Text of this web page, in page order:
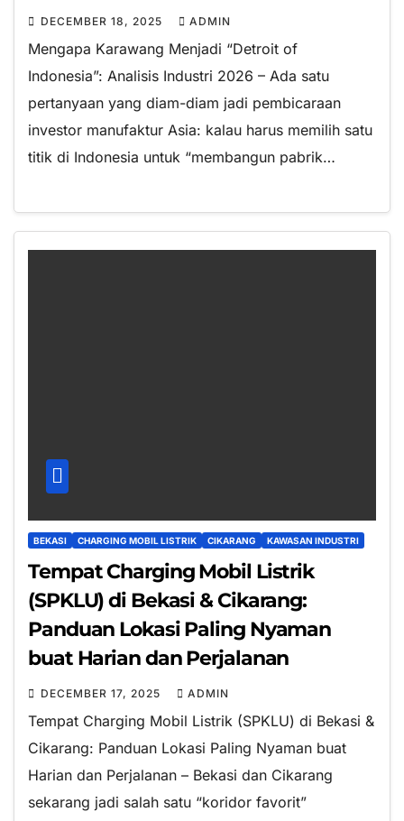
DECEMBER 18, 2025 ADMIN
Mengapa Karawang Menjadi “Detroit of
Indonesia”: Analisis Industri 2026 – Ada satu
pertanyaan yang diam-diam jadi pembicaraan
investor manufaktur Asia: kalau harus memilih satu
titik di Indonesia untuk “membangun pabrik…
BEKASI CHARGING MOBIL LISTRIK CIKARANG KAWASAN INDUSTRI
Tempat Charging Mobil Listrik
(SPKLU) di Bekasi & Cikarang:
Panduan Lokasi Paling Nyaman
buat Harian dan Perjalanan
DECEMBER 17, 2025 ADMIN
Tempat Charging Mobil Listrik (SPKLU) di Bekasi &
Cikarang: Panduan Lokasi Paling Nyaman buat
Harian dan Perjalanan – Bekasi dan Cikarang
sekarang jadi salah satu “koridor favorit”